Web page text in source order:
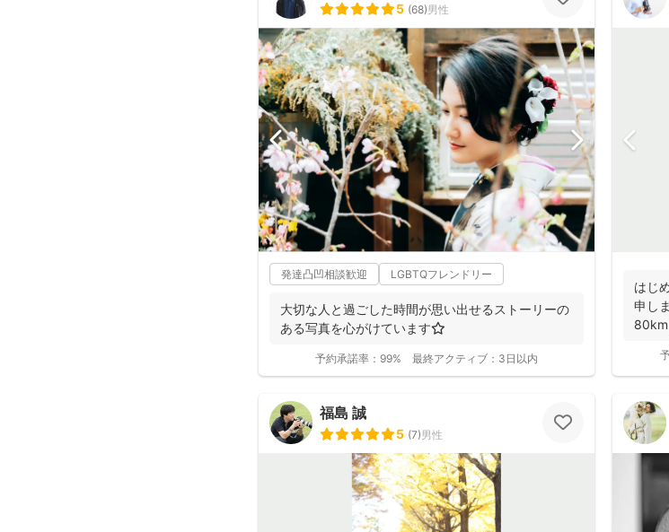
5 (68)男性
発達凸凹相談歓迎 LGBTQフレンドリー
大切な人と過ごした時間が思い出せるストーリーの
ある写真を心がけています⭐️
予約承諾率： 99% 最終アクティブ： 3日以内
はじ
申し
80km
福島 誠
5 (7)男性